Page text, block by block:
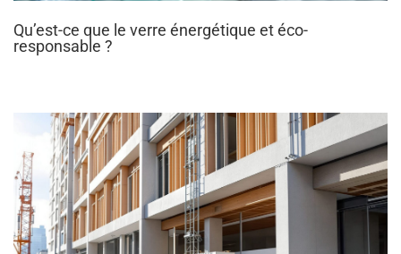
Qu’est-ce que le verre énergétique et éco-
responsable ?